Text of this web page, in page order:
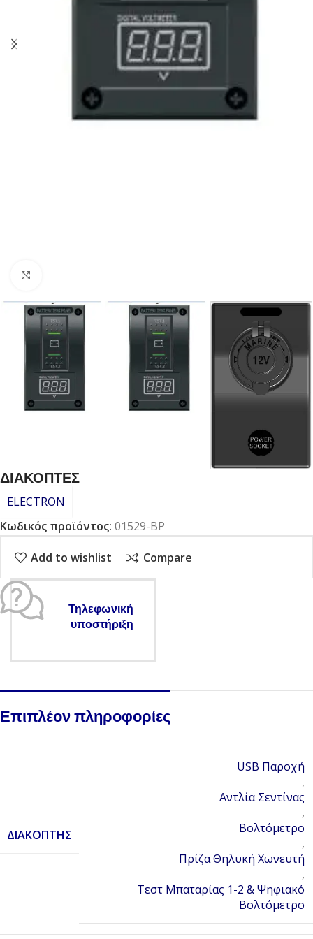
ΔΙΑΚΟΠΤΕΣ
ELECTRON
Κωδικός προϊόντος: 01529-BP
Add to wishlist Compare
Τηλεφωνική
υποστήριξη
Επιπλέον πληροφορίες
ΔΙΑΚΌΠΤΗΣ
USB Παροχή
,
Αντλία Σεντίνας
,
Βολτόμετρο
,
Πρίζα Θηλυκή Χωνευτή
,
Τεστ Μπαταρίας 1-2 & Ψηφιακό
Βολτόμετρο